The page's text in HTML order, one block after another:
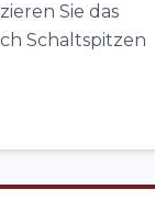
Sie das
Schaltspitzen